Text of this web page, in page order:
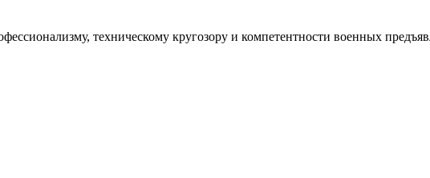
техническому кругозору и компетентности военных